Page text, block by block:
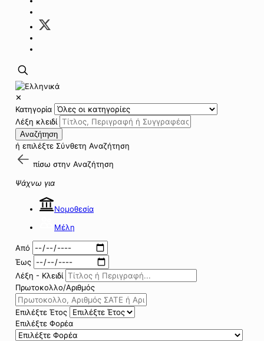
✕
Κατηγορία
Λέξη κλειδί
Αναζήτηση
ή επιλέξτε Σύνθετη Αναζήτηση
πίσω στην Αναζήτηση
Ψάχνω για
Νομοθεσία
Μέλη
Από
Έως
Λέξη - Κλειδί
Πρωτοκολλο/Αριθμός
Επιλέξτε Έτος
Επιλέξτε Φορέα